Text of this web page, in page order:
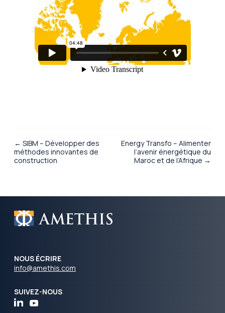
← SIBM – Développer des
méthodes innovantes de
construction
Energy Transfo – Alimenter
l’avenir énergétique du
Maroc et de l’Afrique →
NOUS ÉCRIRE
info@amethis.com
SUIVEZ-NOUS